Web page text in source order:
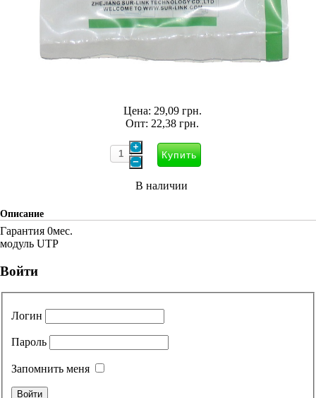
Цена: 29,09 грн.
Опт: 22,38 грн.
В наличии
Описание
Гарантия 0мес.
модуль UTP
Войти
Логин
Пароль
Запомнить меня